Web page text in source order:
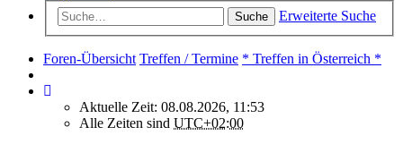
Suche Erweiterte Suche
Foren-Übersicht Treffen / Termine * Treffen in Österreich *
Aktuelle Zeit: 08.08.2026, 11:53
Alle Zeiten sind UTC+02:00